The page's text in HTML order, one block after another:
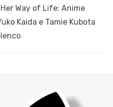
Way of Life: Anime
Kaida e Tamie Kubota